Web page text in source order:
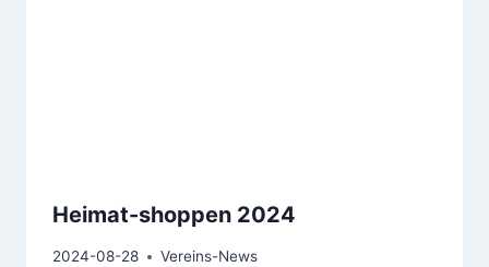
Heimat-shoppen 2024
2024-08-28 Vereins-News